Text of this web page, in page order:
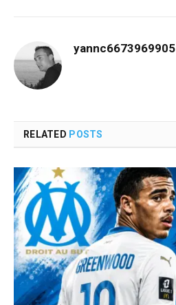
yannc6673969905
RELATED POSTS